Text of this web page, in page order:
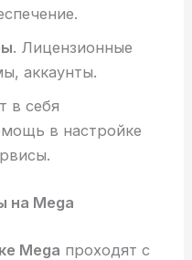
. Лицензионные
аккаунты.
в себя
в настройке
на Mega
Mega проходят с